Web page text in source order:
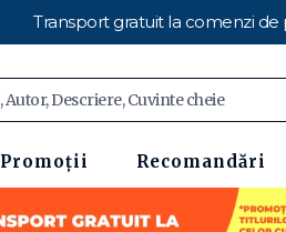
Transport gratuit la comenzi de
Promoții Recomandări